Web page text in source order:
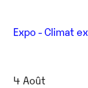
Expo - Climat
4 Août